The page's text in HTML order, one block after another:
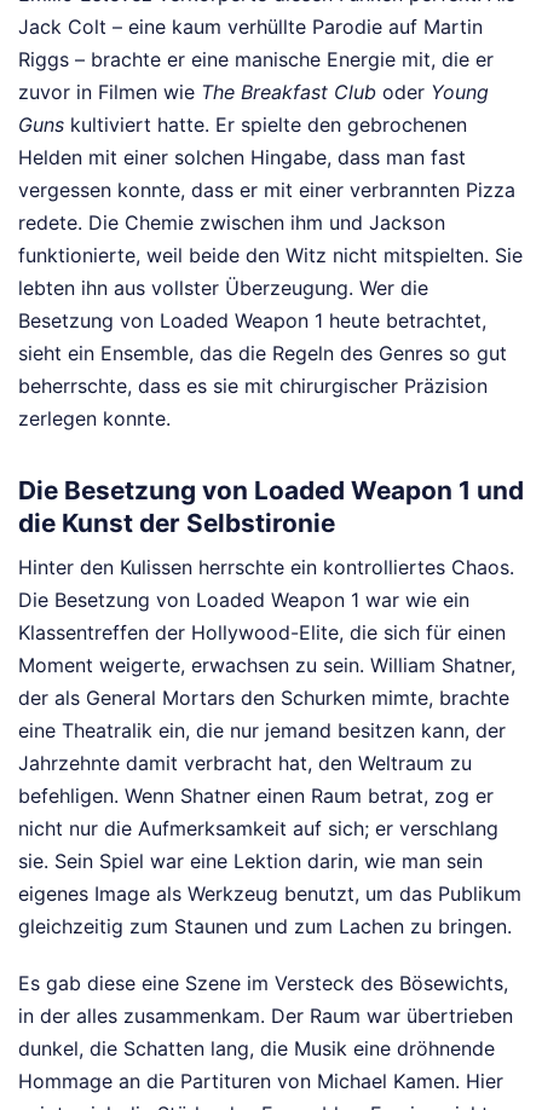
Jack Colt – eine kaum verhüllte Parodie auf Martin
Riggs – brachte er eine manische Energie mit, die er
zuvor in Filmen wie The Breakfast Club oder Young
Guns kultiviert hatte. Er spielte den gebrochenen
Helden mit einer solchen Hingabe, dass man fast
vergessen konnte, dass er mit einer verbrannten Pizza
redete. Die Chemie zwischen ihm und Jackson
funktionierte, weil beide den Witz nicht mitspielten. Sie
lebten ihn aus vollster Überzeugung. Wer die
Besetzung von Loaded Weapon 1 heute betrachtet,
sieht ein Ensemble, das die Regeln des Genres so gut
beherrschte, dass es sie mit chirurgischer Präzision
zerlegen konnte.
Die Besetzung von Loaded Weapon 1 und
die Kunst der Selbstironie
Hinter den Kulissen herrschte ein kontrolliertes Chaos.
Die Besetzung von Loaded Weapon 1 war wie ein
Klassentreffen der Hollywood-Elite, die sich für einen
Moment weigerte, erwachsen zu sein. William Shatner,
der als General Mortars den Schurken mimte, brachte
eine Theatralik ein, die nur jemand besitzen kann, der
Jahrzehnte damit verbracht hat, den Weltraum zu
befehligen. Wenn Shatner einen Raum betrat, zog er
nicht nur die Aufmerksamkeit auf sich; er verschlang
sie. Sein Spiel war eine Lektion darin, wie man sein
eigenes Image als Werkzeug benutzt, um das Publikum
gleichzeitig zum Staunen und zum Lachen zu bringen.
Es gab diese eine Szene im Versteck des Bösewichts,
in der alles zusammenkam. Der Raum war übertrieben
dunkel, die Schatten lang, die Musik eine dröhnende
Hommage an die Partituren von Michael Kamen. Hier